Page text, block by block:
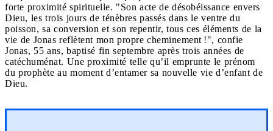
forte proximité spirituelle. "Son acte de désobéissance envers
Dieu, les trois jours de ténèbres passés dans le ventre du
poisson, sa conversion et son repentir, tous ces éléments de la
vie de Jonas reflètent mon propre cheminement !", confie
Jonas, 55 ans, baptisé fin septembre après trois années de
catéchuménat. Une proximité telle qu’il emprunte le prénom
du prophète au moment d’entamer sa nouvelle vie d’enfant de
Dieu.